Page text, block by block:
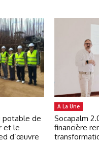
potable de
et le
d’œuvre
A La Une
Socapalm
financière